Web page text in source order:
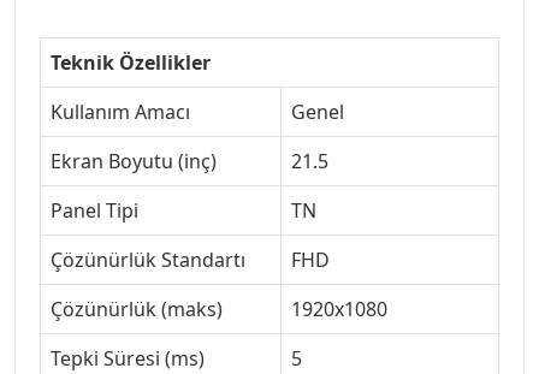
Teknik Özellikler
Kullanım Amacı
Genel
Ekran Boyutu (inç)
21.5
Panel Tipi
TN
Çözünürlük Standartı
FHD
Çözünürlük (maks)
1920x1080
Tepki Süresi (ms)
5